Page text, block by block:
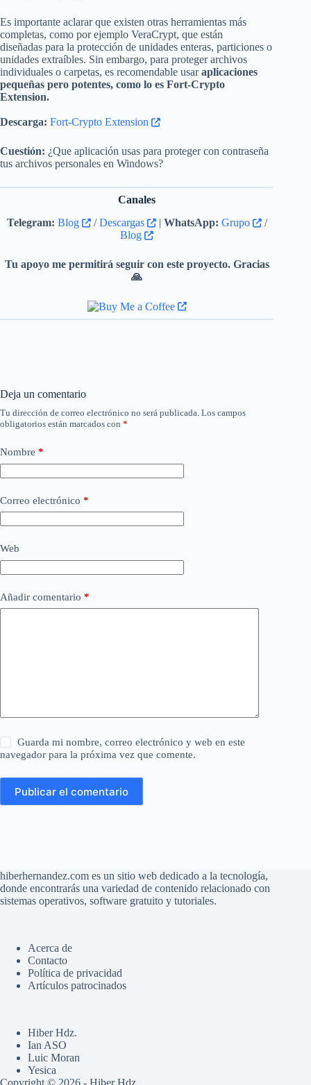
Es importante aclarar que existen otras herramientas más
completas, como por ejemplo VeraCrypt, que están
diseñadas para la protección de unidades enteras, particiones o
unidades extraíbles. Sin embargo, para proteger archivos
individuales o carpetas, es recomendable usaraplicaciones
pequeñas pero potentes, como lo es Fort-Crypto
Extension.
Descarga: Fort-Crypto Extension
Cuestión: ¿Que aplicación usas para proteger con contraseña
tus archivos personales en Windows?
Canales
Telegram: Blog /Descargas | WhatsApp: Grupo
/
Blog
Tu apoyo me permitirá seguir con este proyecto. Gracias
🙏
Deja un comentario
Tu dirección de correo electrónico no será publicada. Los campos
obligatorios están marcados con *
Nombre *
Correo electrónico *
Web
Añadir comentario *
Guarda mi nombre, correo electrónico y web en este
navegador para la próxima vez que comente.
Publicar el comentario
hiberhernandez.com es un sitio web dedicado a la tecnología,
donde encontrarás una variedad de contenido relacionado con
sistemas operativos, software gratuito y tutoriales.
Acerca de
Contacto
Política de privacidad
Artículos patrocinados
Hiber Hdz.
Ian ASO
Luic Moran
Yesica
Copyright © 2026 - Hiber Hdz.